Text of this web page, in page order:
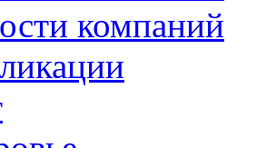
компаний